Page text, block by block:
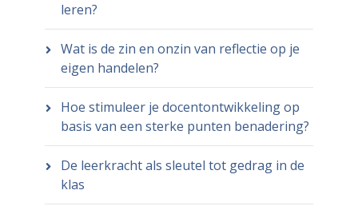
leren?
Wat is de zin en onzin van reflectie op je
eigen handelen?
Hoe stimuleer je docentontwikkeling op
basis van een sterke punten benadering?
De leerkracht als sleutel tot gedrag in de
klas